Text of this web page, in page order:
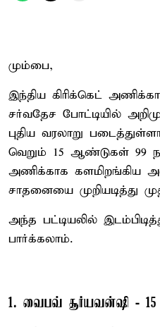
மும்பை,
இந்திய கிரிக்கெட்
சர்வதேச போட்டியில்
புதிய வரலாறு
வெறும் 15 ஆண்டுகள் 99
அணிக்காக களமிறங்கிய
சாதனையை முறியடித்து
அந்த பட்டியலில்
பார்க்கலாம்.
1. வைபவ் சூர்யவன்ஷி -